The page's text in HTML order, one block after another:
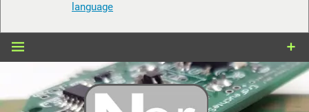
language
Zum